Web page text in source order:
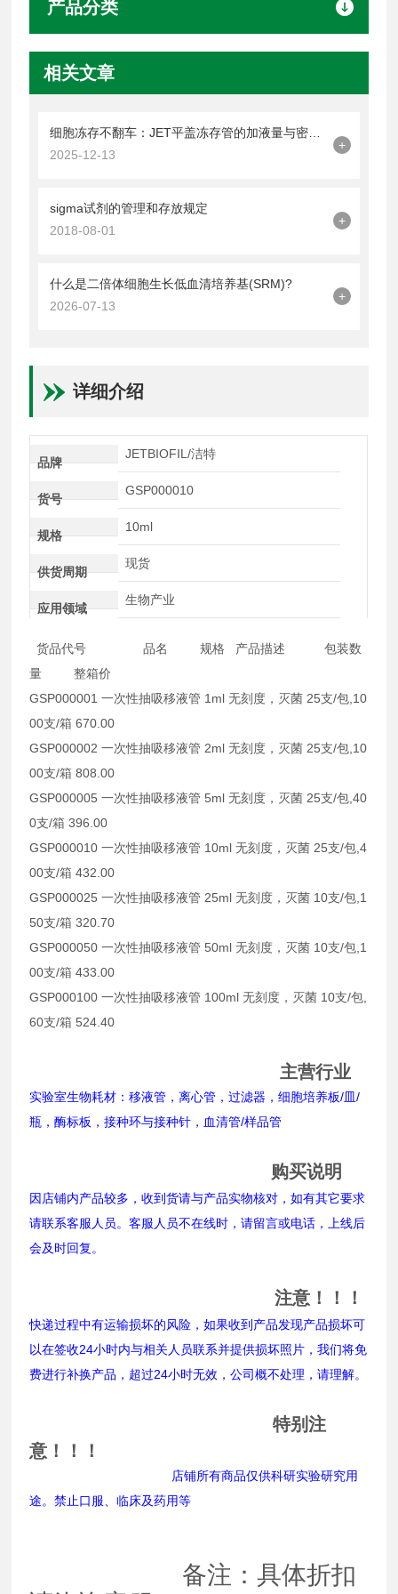
产品分类
相关文章
2025-12-13
+
sigma试剂的管理和存放规定
2018-08-01
+
什么是二倍体细胞生长低血清培养基(SRM)?
2026-07-13
+
详细介绍
品牌
JETBIOFIL/洁特
货号
GSP000010
规格
10ml
供货周期
现货
应用领域
生物产业
货品代号 品名 规格 产品描述 包装数
量 整箱价
GSP000001 一次性抽吸移液管 1ml 无刻度，灭菌 25支/包,10
00支/箱 670.00
GSP000002 一次性抽吸移液管 2ml 无刻度，灭菌 25支/包,10
00支/箱 808.00
GSP000005 一次性抽吸移液管 5ml 无刻度，灭菌 25支/包,40
0支/箱 396.00
GSP000010 一次性抽吸移液管 10ml 无刻度，灭菌 25支/包,4
00支/箱 432.00
GSP000025 一次性抽吸移液管 25ml 无刻度，灭菌 10支/包,1
50支/箱 320.70
GSP000050 一次性抽吸移液管 50ml 无刻度，灭菌 10支/包,1
00支/箱 433.00
GSP000100 一次性抽吸移液管 100ml 无刻度，灭菌 10支/包,
60支/箱 524.40
主营行业
实验室生物耗材：移液管，离心管，过滤器，细胞培养板/皿/
瓶，酶标板，接种环与接种针，血清管/样品管
购买说明
因店铺内产品较多，收到货请与产品实物核对，如有其它要求
请联系客服人员。客服人员不在线时，请留言或电话，上线后
会及时回复。
注意！！！
快递过程中有运输损坏的风险，如果收到产品发现产品损坏可
以在签收24小时内与相关人员联系并提供损坏照片，我们将免
费进行补换产品，超过24小时无效，公司概不处理，请理解。
特别注
意！！！
店铺所有商品仅供科研实验研究用
途。禁止口服、临床及药用等
备注：具体折扣